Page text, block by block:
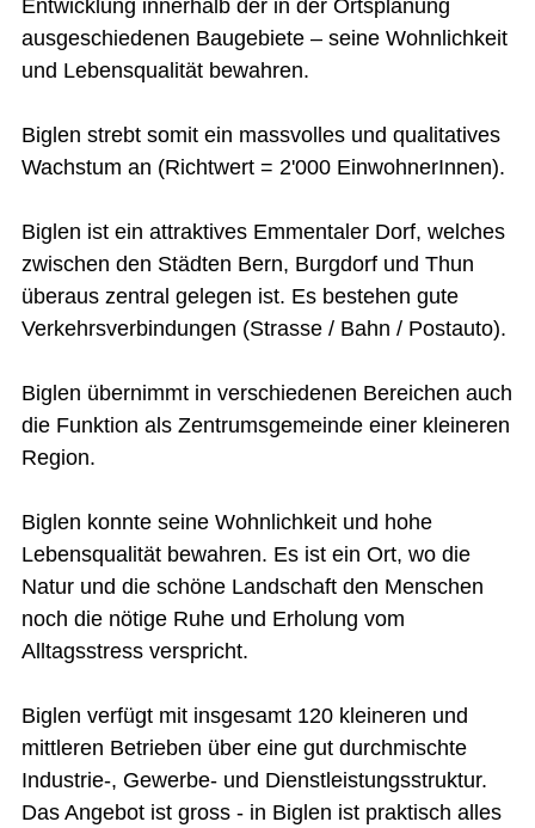
Entwicklung innerhalb der in der Ortsplanung
ausgeschiedenen Baugebiete – seine Wohnlichkeit
und Lebensqualität bewahren.
Biglen strebt somit ein massvolles und qualitatives
Wachstum an (Richtwert = 2'000 EinwohnerInnen).
Biglen ist ein attraktives Emmentaler Dorf, welches
zwischen den Städten Bern, Burgdorf und Thun
überaus zentral gelegen ist. Es bestehen gute
Verkehrsverbindungen (Strasse / Bahn / Postauto).
Biglen übernimmt in verschiedenen Bereichen auch
die Funktion als Zentrumsgemeinde einer kleineren
Region.
Biglen konnte seine Wohnlichkeit und hohe
Lebensqualität bewahren. Es ist ein Ort, wo die
Natur und die schöne Landschaft den Menschen
noch die nötige Ruhe und Erholung vom
Alltagsstress verspricht.
Biglen verfügt mit insgesamt 120 kleineren und
mittleren Betrieben über eine gut durchmischte
Industrie-, Gewerbe- und Dienstleistungsstruktur.
Das Angebot ist gross - in Biglen ist praktisch alles